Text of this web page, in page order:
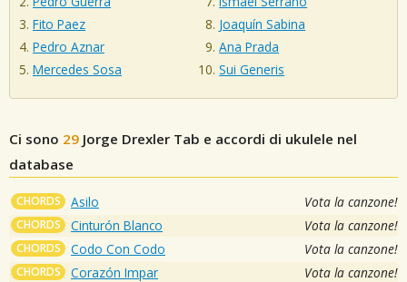
Fito Paez
Pedro Aznar
Mercedes Sosa
Joaquín Sabina
Ana Prada
Sui Generis
Ci sono 29 Jorge Drexler Tab e accordi di ukulele nel
database
CHORDS Asilo Vota la canzone!
CHORDS Cinturón Blanco Vota la canzone!
CHORDS Codo Con Codo Vota la canzone!
CHORDS Corazón Impar Vota la canzone!